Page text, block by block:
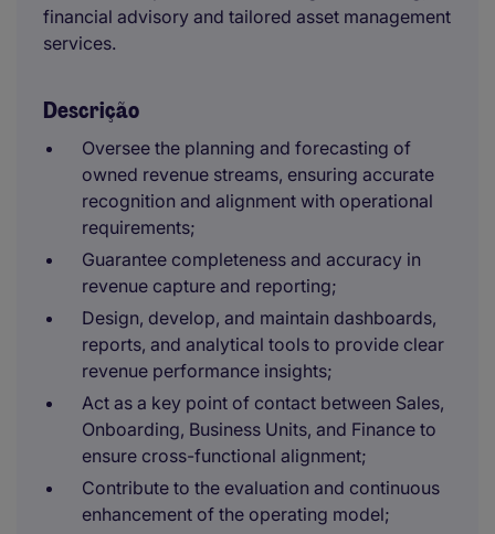
financial advisory and tailored asset management
services.
Descrição
Oversee the planning and forecasting of
owned revenue streams, ensuring accurate
recognition and alignment with operational
requirements;
Guarantee completeness and accuracy in
revenue capture and reporting;
Design, develop, and maintain dashboards,
reports, and analytical tools to provide clear
revenue performance insights;
Act as a key point of contact between Sales,
Onboarding, Business Units, and Finance to
ensure cross-functional alignment;
Contribute to the evaluation and continuous
enhancement of the operating model;